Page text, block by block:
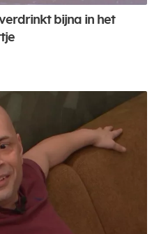
bijna in het